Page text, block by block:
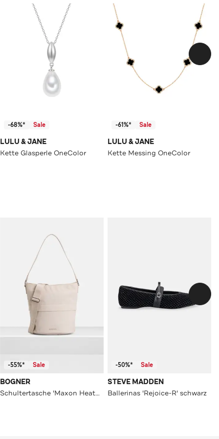
-68%* Sale
LULU & JANE
Kette Glasperle OneColor
-61%* Sale
LULU & JANE
Kette Messing OneColor
-55%* Sale
BOGNER
Schultertasche 'Maxon Heather' creme
-50%* Sale
STEVE MADDEN
Ballerinas 'Rejoice-R' schwarz